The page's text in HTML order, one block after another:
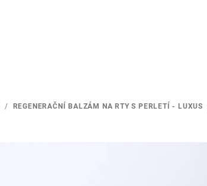
/ REGENERAČNÍ BALZÁM NA RTY S PERLETÍ - LUXUS